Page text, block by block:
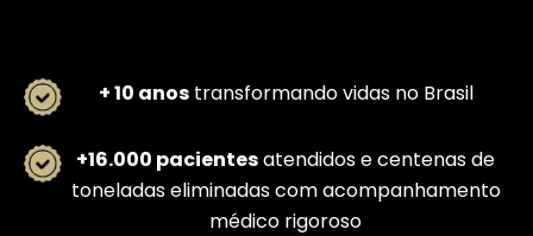
+ 10 anos transformando vidas no Brasil
+16.000 pacientesatendidos e centenas de
toneladas eliminadas com acompanhamento
médico rigoroso